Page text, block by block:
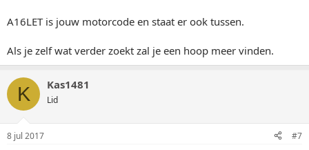
A16LET is jouw motorcode en staat er ook tussen.
Als je zelf wat verder zoekt zal je een hoop meer vinden.
K Kas1481
Lid
8 jul 2017 #7